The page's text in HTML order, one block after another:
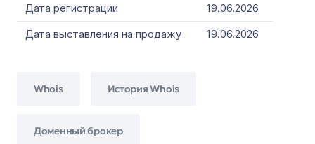
Дата регистрации
19.06.2026
Дата выставления на продажу
19.06.2026
Whois История Whois
Доменный брокер